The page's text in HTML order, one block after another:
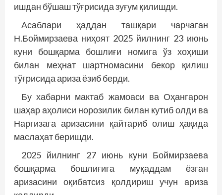
ишдан бўшаш тўғрисида зуғум қилишди.
Асаблари ҳаддан ташқари чарчаган
Н.Боймирзаева ниҳоят 2025 йилнинг 23 июнь
куни бошқарма бошлиғи номига ўз хоҳиши
билан меҳнат шартномасини бекор қилиш
тўғрисида ариза ёзиб берди.
Бу хабарни мактаб жамоаси ва Оҳангарон
шаҳар аҳолиси норозилик билан кутиб олди ва
Наргизага аризасини қайтариб олиш ҳақида
маслаҳат беришди.
2025 йилнинг 27 июнь куни Боймирзаева
бошқарма бошлиғига муқаддам ёзган
аризасини оқибатсиз қолдириш учун ариза